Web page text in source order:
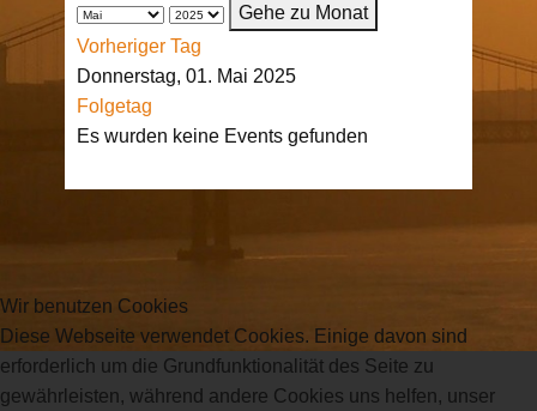
Gehe zu Monat
Vorheriger Tag
Donnerstag, 01. Mai 2025
Folgetag
Es wurden keine Events gefunden
Wir benutzen Cookies
Diese Webseite verwendet Cookies. Einige davon sind
erforderlich um die Grundfunktionalität des Seite zu
gewährleisten, während andere Cookies uns helfen, unser